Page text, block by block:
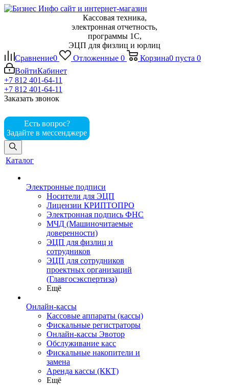
Кассовая техника,
электронная отчетность,
программы 1С,
ЭЦП для физлиц и юрлиц
Сравнение0 Отложенные 0 Корзина0 пуста 0
ВойтиКабинет
+7 812 401-64-11
+7 812 401-64-11
Заказать звонок
Есть вопрос?
Задайте в мессенджере
Каталог
Электронные подписи
Носители для ЭЦП
Лицензии КРИПТОПРО
Электронная подпись ФНС
МЧД (Машиночитаемые
доверенности)
ЭЦП для физлиц и
сотрудников
ЭЦП для сотрудников
проектных организаций
(Главгосэкспертиза)
Ещё
Онлайн-кассы
Кассовые аппараты (кассы)
Фискальные регистраторы
Онлайн-кассы Эвотор
Обслуживание касс
Фискальные накопители и
замена
Аренда кассы (ККТ)
Ещё